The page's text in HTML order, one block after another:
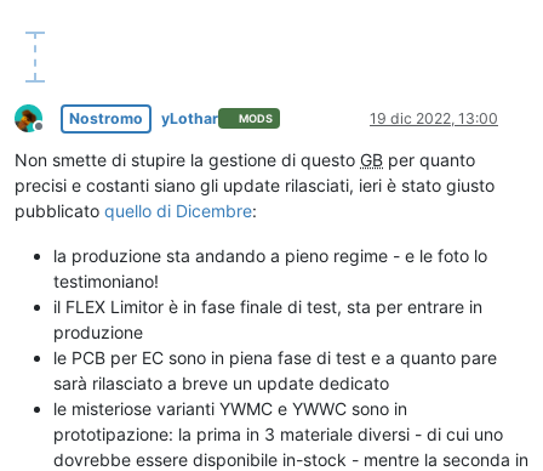
Non in linea
Nostromo yLothar MODS 19 dic 2022, 13:00
Non smette di stupire la gestione di questo GB per quanto
precisi e costanti siano gli update rilasciati, ieri è stato giusto
pubblicato quello di Dicembre:
la produzione sta andando a pieno regime - e le foto lo
testimoniano!
il FLEX Limitor è in fase finale di test, sta per entrare in
produzione
le PCB per EC sono in piena fase di test e a quanto pare
sarà rilasciato a breve un update dedicato
le misteriose varianti YWMC e YWWC sono in
prototipazione: la prima in 3 materiale diversi - di cui uno
dovrebbe essere disponibile in-stock - mentre la seconda in